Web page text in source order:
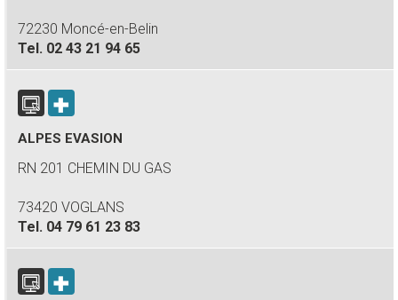
72230 Moncé-en-Belin
Tel. 02 43 21 94 65
ALPES EVASION
RN 201 CHEMIN DU GAS
73420 VOGLANS
Tel. 04 79 61 23 83